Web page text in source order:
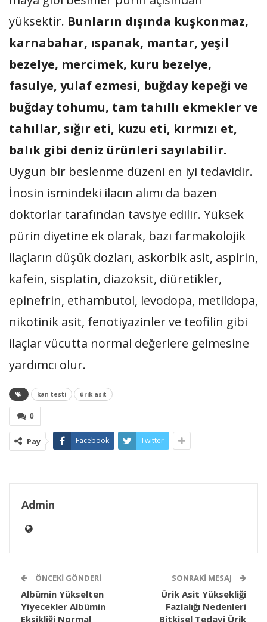
yüksektir. Bunların dışında kuşkonmaz,
karnabahar, ıspanak, mantar, yeşil
bezelye, mercimek, kuru bezelye,
fasulye, yulaf ezmesi, buğday kepeği ve
buğday tohumu, tam tahıllı ekmekler ve
tahıllar, sığır eti, kuzu eti, kırmızı et,
balık gibi deniz ürünleri sayılabilir.
Uygun bir beslenme düzeni en iyi tedavidir.
İnosin ismindeki ilacın alımı da bazen
doktorlar tarafından tavsiye edilir. Yüksek
pürin diyetine ek olarak, bazı farmakolojik
ilaçların düşük dozları, askorbik asit, aspirin,
kafein, sisplatin, diazoksit, diüretikler,
epinefrin, ethambutol, levodopa, metildopa,
nikotinik asit, fenotiyazinler ve teofilin gibi
ilaçlar vücutta normal değerlere gelmesine
yardımcı olur.
kan testi ürik asit
0
Pay Facebook Twitter
Admin
ÖNCEKI GÖNDERI
Albümin Yükselten
Yiyecekler Albümin
Eksikliği Normal
SONRAKI MESAJ
Ürik Asit Yüksekliği
Fazlalığı Nedenleri
Bitkisel Tedavi Ürik